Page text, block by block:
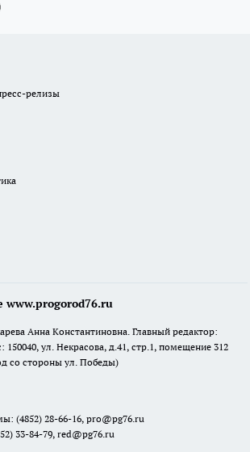
релизы
www.progorod76.ru
Анна Константиновна. Главный редактор:
150040, ул. Некрасова, д.41, стр.1, помещение 312
со стороны ул. Победы)
(4852) 28-66-16, pro@pg76.ru
33-84-79, red@pg76.ru